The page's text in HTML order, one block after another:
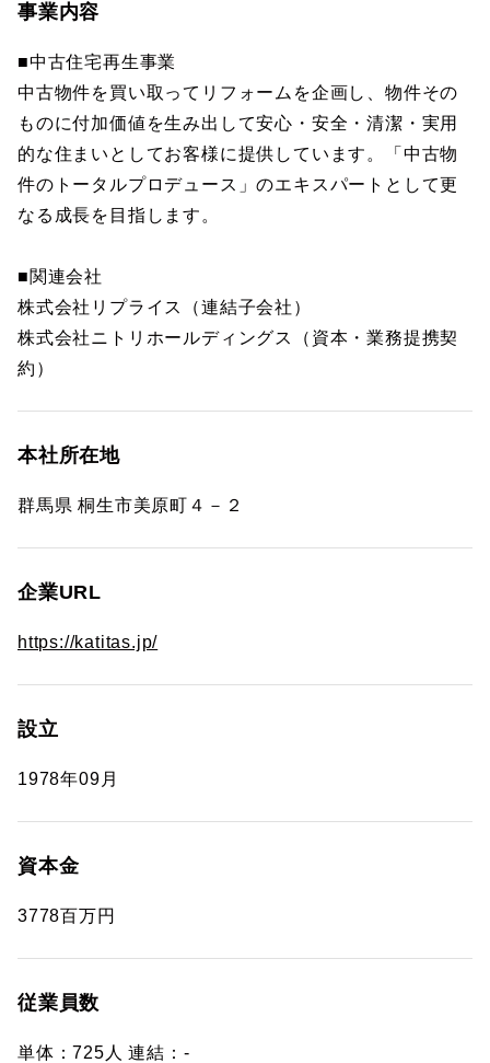
事業内容
■中古住宅再生事業
中古物件を買い取ってリフォームを企画し、物件その
ものに付加価値を生み出して安心・安全・清潔・実用
的な住まいとしてお客様に提供しています。「中古物
件のトータルプロデュース」のエキスパートとして更
なる成長を目指します。
■関連会社
株式会社リプライス（連結子会社）
株式会社ニトリホールディングス（資本・業務提携契
約）
本社所在地
群馬県 桐生市美原町４－２
企業URL
https://katitas.jp/
設立
1978年09月
資本金
3778百万円
従業員数
単体：725人 連結：-